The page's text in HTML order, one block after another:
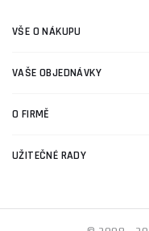
VŠE O NÁKUPU
VAŠE OBJEDNÁVKY
O FIRMĚ
UŽITEČNÉ RADY